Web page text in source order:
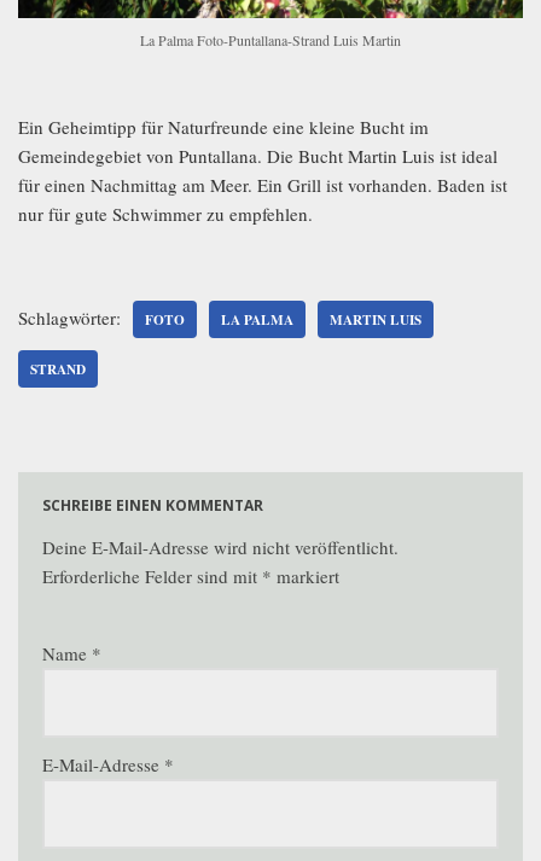
La Palma Foto-Puntallana-Strand Luis Martin
Ein Geheimtipp für Naturfreunde eine kleine Bucht im
Gemeindegebiet von Puntallana. Die Bucht Martin Luis ist ideal
für einen Nachmittag am Meer. Ein Grill ist vorhanden. Baden ist
nur für gute Schwimmer zu empfehlen.
Schlagwörter: FOTO LA PALMA MARTIN LUIS
STRAND
SCHREIBE EINEN KOMMENTAR
Deine E-Mail-Adresse wird nicht veröffentlicht.
Erforderliche Felder sind mit * markiert
Name *
E-Mail-Adresse *